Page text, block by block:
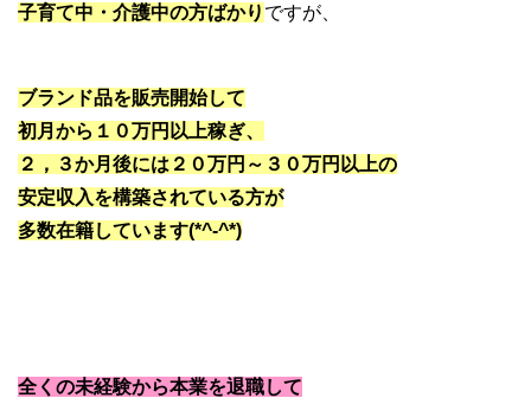
子育て中・介護中の方ばかり ですが、
ブランド品を販売開始して
初月から１０万円以上稼ぎ、
２，３か月後には２０万円～３０万円以上の
安定収入を構築されている方が
多数在籍しています(*^-^*)
全くの未経験から本業を退職して